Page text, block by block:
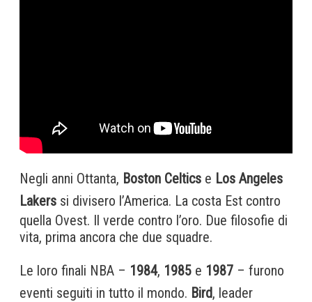
Negli anni Ottanta, Boston Celtics e Los Angeles
Lakers si divisero l’America. La costa Est contro
quella Ovest. Il verde contro l’oro. Due filosofie di
vita, prima ancora che due squadre.
Le loro finali NBA – 1984, 1985 e 1987 – furono
eventi seguiti in tutto il mondo. Bird, leader